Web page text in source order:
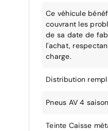
Ce véhicule
couvrant les
de sa date de
l'achat,
charge.
Distribution
Pneus AV 4
Teinte Caisse